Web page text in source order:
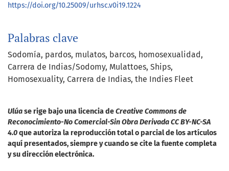
Palabras clave
Sodomía pardos mulatos barcos homosexualidad
Carrera de Indias/Sodomy Mulattoes Ships
Homosexuality Carrera de Indias the Indies Fleet
https://doi.org/10.25009/urhsc.v0i19.1224
Ulúase rige bajo una licencia deCreative Commons de
Reconocimiento-No Comercial-Sin Obra Derivada CC BY-NC-SA
4.0que autoriza la reproducción total o parcial de los artículos
aquí presentados, siempre y cuando se cite la fuente completa
y su dirección electrónica.